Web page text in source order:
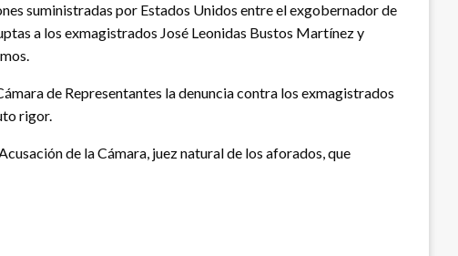
suministradas por Estados Unidos entre el exgobernador de
a los exmagistrados José Leonidas Bustos Martínez y
de Representantes la denuncia contra los exmagistrados
rigor.
de la Cámara, juez natural de los aforados, que